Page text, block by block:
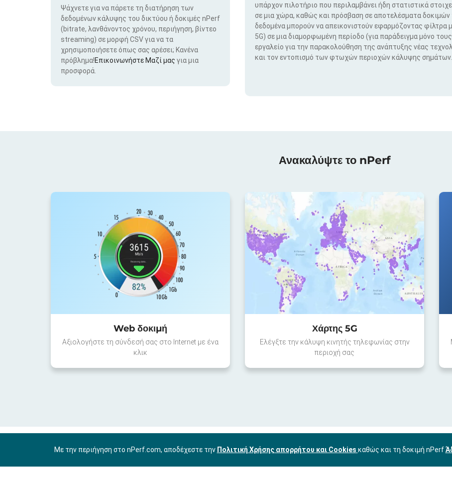
Ψάχνετε για να πάρετε τη διατήρηση των
δεδομένων κάλυψης του δικτύου ή δοκιμές nPerf
(bitrate, λανθάνοντος χρόνου, περιήγηση, βίντεο
streaming) σε μορφή CSV για να τα
χρησιμοποιήσετε όπως σας αρέσει; Κανένα
πρόβλημα!Επικοινωνήστε Μαζί μας για μια
προσφορά.
υπάρχον πιλοτήριο που περιλαμβάνει ήδη στατιστικά
σε μια χώρα, καθώς και πρόσβαση σε αποτελέσματα
δεδομένα μπορούν να απεικονιστούν εφαρμόζοντας φίλτρα
5G) σε μια διαμορφωμένη περίοδο (για παράδειγμα μόνο
εργαλείο για την παρακολούθηση της ανάπτυξης νέας
και τον εντοπισμό των φτωχών περιοχών κάλυψης σημάτων.
Ανακαλύψτε το nPerf
Web δοκιμή
Αξιολογήστε τη σύνδεσή σας στο Internet με ένα
κλικ
Χάρτης 5G
Ελέγξτε την κάλυψη κινητής τηλεφωνίας στην
περιοχή σας
Με την περιήγηση στο nPerf.com, αποδέχεστε την Πολιτική Χρήσης απορρήτου και Cookies καθώς και τη δοκιμή nPerf